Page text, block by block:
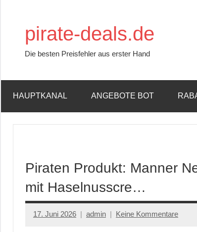
springenpirate-deals.de
Die besten Preisfehler aus erster Hand
HAUPTKANAL ANGEBOTE BOT
Piraten Produkt: Manner
mit Haselnusscre…
17. Juni 2026 admin Keine Kommentare